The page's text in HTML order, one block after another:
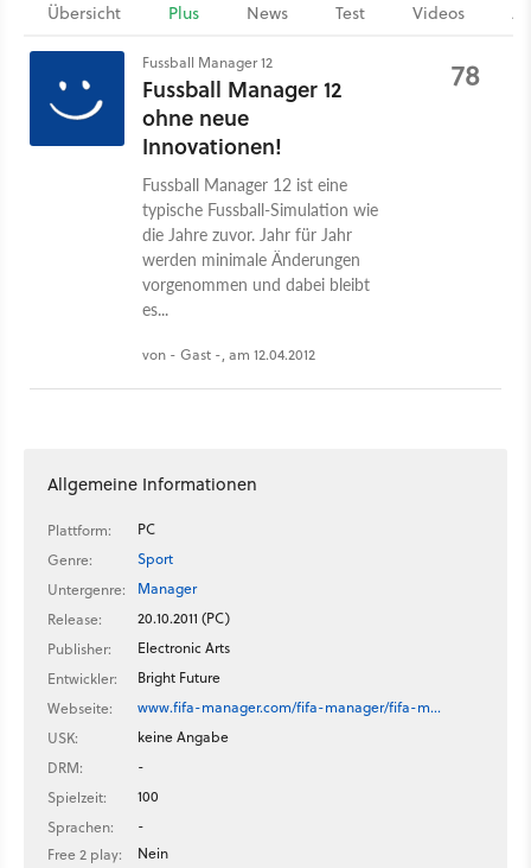
Übersicht Plus News Test Videos
Fussball Manager 12
Fussball Manager 12
ohne neue
Innovationen!
Fussball Manager 12 ist eine
typische Fussball-Simulation wie
die Jahre zuvor. Jahr für Jahr
werden minimale Änderungen
vorgenommen und dabei bleibt
es...
von - Gast -, am 12.04.2012
78
Allgemeine Informationen
Plattform:
PC
Genre:
Sport
Untergenre:
Manager
Release:
20.10.2011 (PC)
Publisher:
Electronic Arts
Entwickler:
Bright Future
Webseite:
www.fifa-manager.com/fifa-manager/fifa-m…
USK:
keine Angabe
DRM:
-
Spielzeit:
100
Sprachen:
-
Free 2 play:
Nein